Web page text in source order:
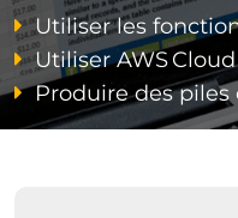
Utiliser les
Utiliser AWS
Produire des piles